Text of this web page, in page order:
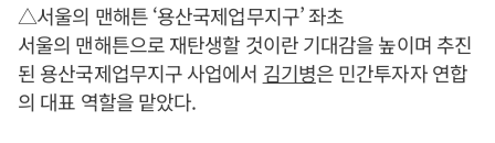
△서울의 맨해튼 ‘용산국제업무지구’ 좌초
서울의 맨해튼으로 재탄생할 것이란 기대감을 높이며 추진
된 용산국제업무지구 사업에서 김기병은 민간투자자 연합
의 대표 역할을 맡았다.